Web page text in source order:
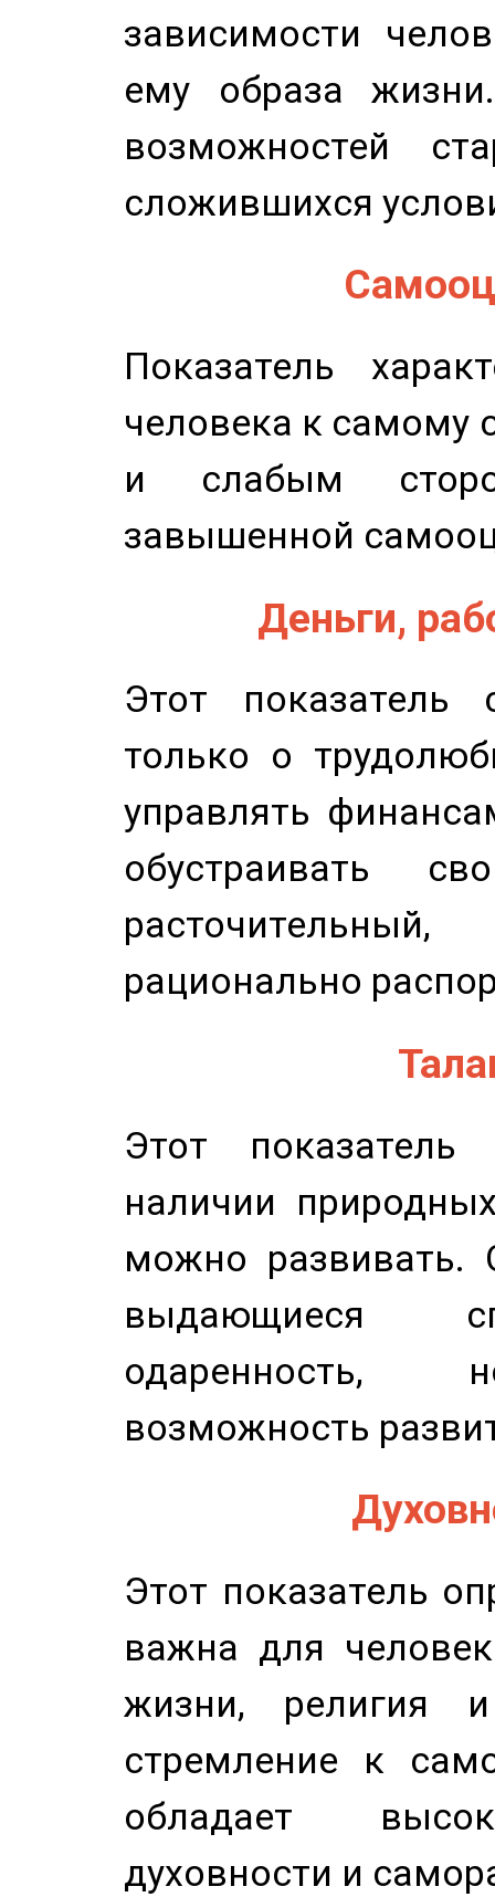
зависимости
ему образа
возможностей
сложившихся
Показатель
человека к самому
и слабым
завышенной
Деньги,
Этот показатель
только о
управлять
обустраивать
рационально
Этот показатель
наличии
можно развивать.
выдающиеся
одаренность,
возможность
Этот показатель
важна для
жизни, религия
стремление к
обладает
духовности и